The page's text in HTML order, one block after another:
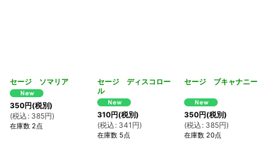
セージ ソマリア
350円(税別)
(税込 : 385円)
在庫数 2点
セージ ディスコロー
ル
310円(税別)
(税込 : 341 円)
在庫数 5点
セージ ブキャナニー
350円(税別)
(税込 : 385円)
在庫数 20点